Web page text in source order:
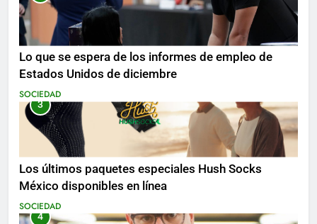
Lo que se espera de los informes de empleo de
Estados Unidos de diciembre
SOCIEDAD
3
Los últimos paquetes especiales Hush Socks
México disponibles en línea
SOCIEDAD
4